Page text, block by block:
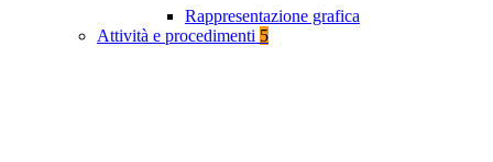
Rappresentazione grafica
Attività e procedimenti 5